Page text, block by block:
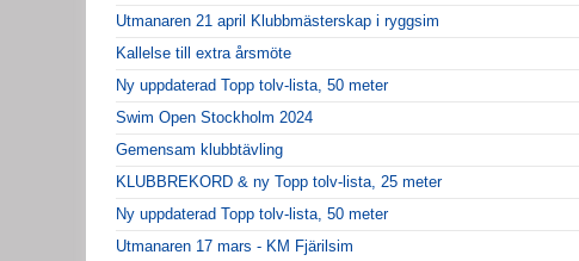
Utmanaren 21 april Klubbmästerskap i ryggsim
Kallelse till extra årsmöte
Ny uppdaterad Topp tolv-lista, 50 meter
Swim Open Stockholm 2024
Gemensam klubbtävling
KLUBBREKORD & ny Topp tolv-lista, 25 meter
Ny uppdaterad Topp tolv-lista, 50 meter
Utmanaren 17 mars - KM Fjärilsim